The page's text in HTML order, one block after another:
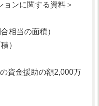
ョンに関する資料＞
相当の面積）
）
資金援助の額2,000万